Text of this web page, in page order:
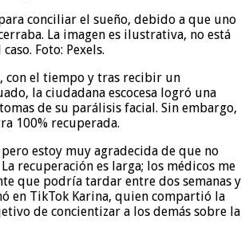
conciliar el sueño, debido a que uno
La imagen es ilustrativa, no está
Foto: Pexels.
con el tiempo y tras recibir un
la ciudadana escocesa logró una
de su parálisis facial. Sin embargo,
100% recuperada.
estoy muy agradecida de que no
La recuperación es larga; los médicos me
que podría tardar entre dos semanas y
en TikTok Karina, quien compartió la
de concientizar a los demás sobre la